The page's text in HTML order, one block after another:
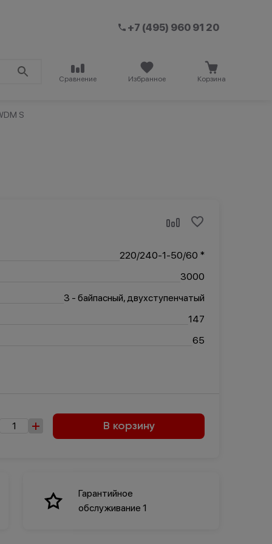
+7 (495) 960 91 20
Сравнение Избранное Корзина
S
220/240-1-50/60 *
3000
3 - байпасный, двухступенчатый
147
65
В корзину
Гарантийное
обслуживание 1